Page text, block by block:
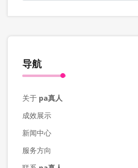
导航
关于 pa真人
成效展示
新闻中心
服务方向